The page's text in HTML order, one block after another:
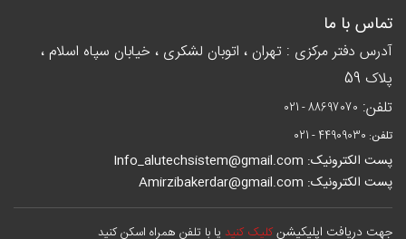
تماس با ما
آدرس دفتر مرکزی : تهران ، اتوبان لشکری ، خیابان سپاه اسلام ،
پلاک 59
تلفن: 021 - 88697070
تلفن: 021 - 44909030
پست الکترونیک: Info_alutechsistem@gmail.com
پست الکترونیک: Amirzibakerdar@gmail.com
جهت دریافت اپلیکیشنکلیک کنید یا با تلفن همراه اسکن کنید